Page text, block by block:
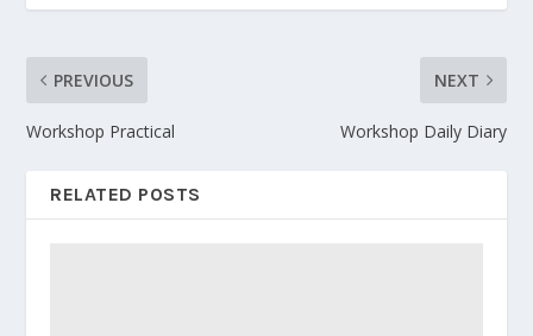
PREVIOUS
Workshop Practical
NEXT
Workshop Daily Diary
RELATED POSTS